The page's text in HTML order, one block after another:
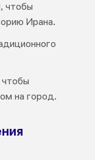
, чтобы
Ирана.
чтобы
на город.